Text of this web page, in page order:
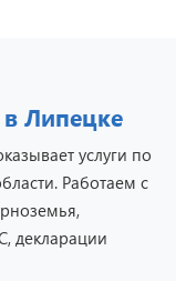
Липецке
услуги по
Работаем с
декларации